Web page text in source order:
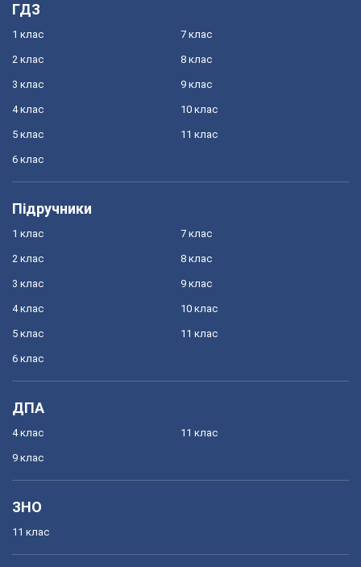
ГДЗ
1 клас
2 клас
3 клас
4 клас
5 клас
6 клас
7 клас
8 клас
9 клас
10 клас
11 клас
Підручники
1 клас
2 клас
3 клас
4 клас
5 клас
6 клас
7 клас
8 клас
9 клас
10 клас
11 клас
ДПА
4 клас
9 клас
11 клас
ЗНО
11 клас